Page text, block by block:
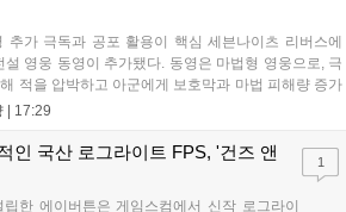
추가 극독과 공포 활용이 핵심 세븐나이츠 리버스에
설 영웅 동영이 추가됐다. 동영은 마법형 영웅으로, 극
적을 압박하고 아군에게 보호막과 마법 피해량 증가
특징이다. 패시브 황천의 동행자는 동영의 핵심이다.
17:29
인 국산 로그라이트 FPS, '건즈 앤
한 에이버튼은 게임스컴에서 신작 로그라이
1